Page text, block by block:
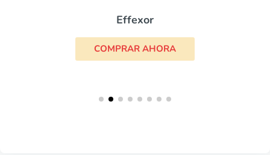
Effexor
COMPRAR AHORA